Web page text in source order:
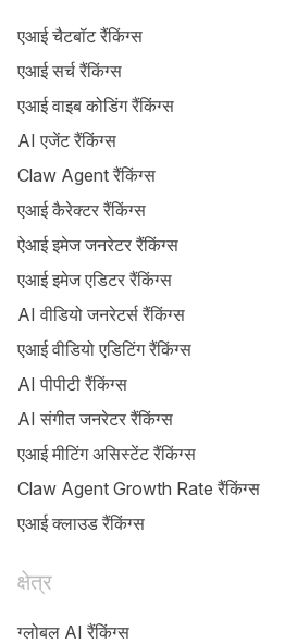
एआई चैटबॉट रैंकिंग्स
एआई सर्च रैंकिंग्स
एआई वाइब कोडिंग रैंकिंग्स
AI एजेंट रैंकिंग्स
Claw Agent रैंकिंग्स
एआई कैरेक्टर रैंकिंग्स
ऐआई इमेज जनरेटर रैंकिंग्स
एआई इमेज एडिटर रैंकिंग्स
AI वीडियो जनरेटर्स रैंकिंग्स
एआई वीडियो एडिटिंग रैंकिंग्स
AI पीपीटी रैंकिंग्स
AI संगीत जनरेटर रैंकिंग्स
एआई मीटिंग असिस्टेंट रैंकिंग्स
Claw Agent Growth Rate रैंकिंग्स
एआई क्लाउड रैंकिंग्स
क्षेत्र
ग्लोबल AI रैंकिंग्स